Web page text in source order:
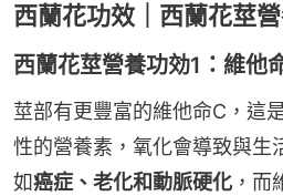
西蘭花功效｜西蘭花莖
西蘭花莖營養功効1：維他
莖部有更豐富的維他命C，這
性的營養素，氧化會導致與生
如癌症、老化和動脈硬化 ，而